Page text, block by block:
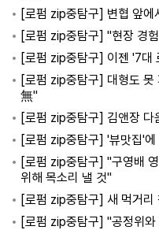
[로펌 zip중탐구] 변협 앞
[로펌 zip중탐구] "현장 경
[로펌 zip중탐구] 이젠 '7대
[로펌 zip중탐구] 대형도
無"
[로펌 zip중탐구] 김앤장 다
[로펌 zip중탐구] '뷰맛집'
[로펌 zip중탐구] "구영배
위해 목소리 낼 것"
[로펌 zip중탐구] 새 먹거리
[로펌 zip중탐구] "공정위